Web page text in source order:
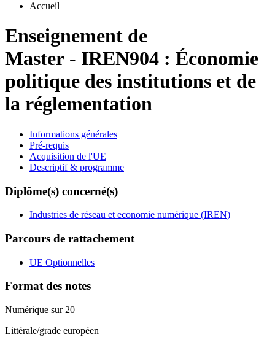
Accueil
Enseignement de
Master - IREN904 : Économie
politique des institutions et de
la réglementation
Informations générales
Pré-requis
Acquisition de l'UE
Descriptif & programme
Diplôme(s) concerné(s)
Industries de réseau et economie numérique (IREN)
Parcours de rattachement
UE Optionnelles
Format des notes
Numérique sur 20
Littérale/grade européen